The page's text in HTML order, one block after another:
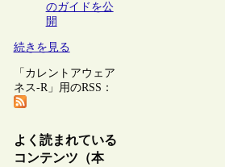
のガイドを公
開
続きを見る
「カレントアウェア
ネス-R」用のRSS：
よく読まれている
コンテンツ（本